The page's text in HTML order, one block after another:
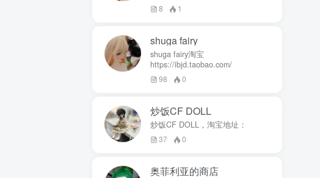
8 1
shuga fairy
shuga fairy淘宝
https://ibjd.taobao.com/
98 0
炒饭CF DOLL
炒饭CF DOLL，淘宝地址：
37 0
奥菲利亚的商店